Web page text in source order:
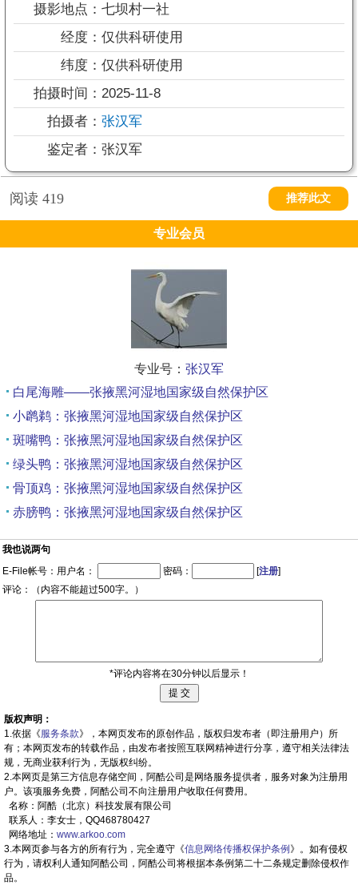
摄影地点： 七坝村一社
经度： 仅供科研使用
纬度： 仅供科研使用
拍摄时间： 2025-11-8
拍摄者： 张汉军
鉴定者： 张汉军
阅读 419 推荐此文
专业会员
专业号： 张汉军
白尾海雕——张掖黑河湿地国家级自然保护区
小䴙鹈：张掖黑河湿地国家级自然保护区
斑嘴鸭：张掖黑河湿地国家级自然保护区
绿头鸭：张掖黑河湿地国家级自然保护区
骨顶鸡：张掖黑河湿地国家级自然保护区
赤膀鸭：张掖黑河湿地国家级自然保护区
我也说两句
E-File帐号：用户名：
密码： [注册]
评论：（内容不能超过500字。）
*评论内容将在30分钟以后显示！
版权声明：
1.依据《服务条款》，本网页发布的原创作品，版权归发布者（即注册用户）所
有；本网页发布的转载作品，由发布者按照互联网精神进行分享，遵守相关法律法
规，无商业获利行为，无版权纠纷。
2.本网页是第三方信息存储空间，阿酷公司是网络服务提供者，服务对象为注册用
户。该项服务免费，阿酷公司不向注册用户收取任何费用。
名称：阿酷（北京）科技发展有限公司
联系人：李女士，QQ468780427
网络地址： www.arkoo.com
3.本网页参与各方的所有行为，完全遵守《信息网络传播权保护条例 》。如有侵权
行为，请权利人通知阿酷公司，阿酷公司将根据本条例第二十二条规定删除侵权作
品。